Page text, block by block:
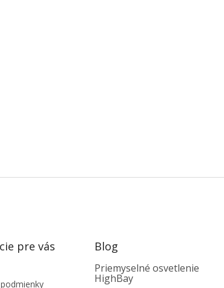
pre vás Blog
Priemyselné osvetlenie
HighBay